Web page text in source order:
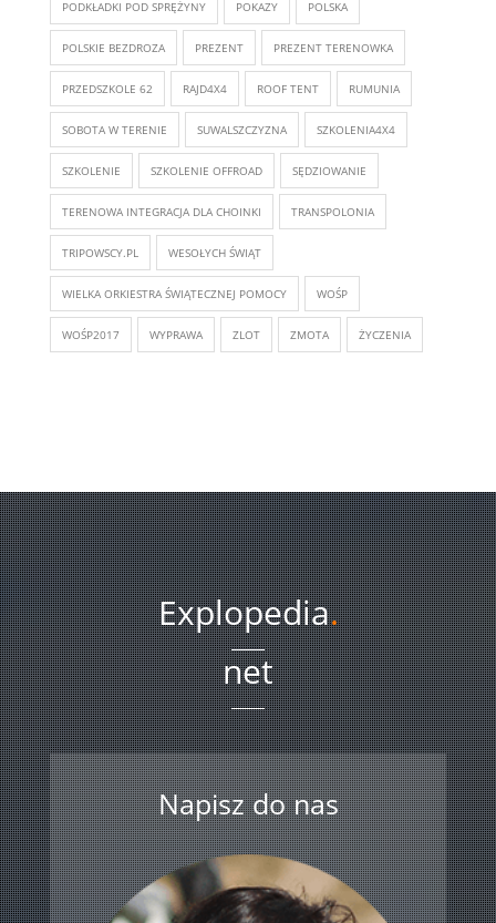
PODKŁADKI POD SPRĘŻYNY POKAZY POLSKA
POLSKIE BEZDROZA PREZENT PREZENT TERENOWKA
PRZEDSZKOLE 62 RAJD4X4 ROOF TENT RUMUNIA
SOBOTA W TERENIE SUWALSZCZYZNA SZKOLENIA4X4
SZKOLENIE SZKOLENIE OFFROAD SĘDZIOWANIE
TERENOWA INTEGRACJA DLA CHOINKI TRANSPOLONIA
TRIPOWSCY.PL WESOŁYCH ŚWIĄT
WIELKA ORKIESTRA ŚWIĄTECZNEJ POMOCY WOŚP
WOŚP2017 WYPRAWA ZLOT ZMOTA ŻYCZENIA
Explopedia.
net
Napisz do nas